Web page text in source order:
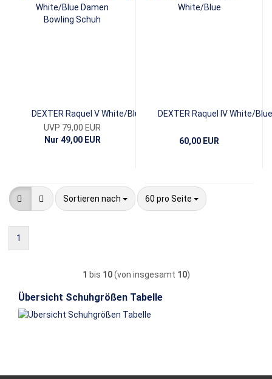
DEXTER Raquel V White/Blue
UVP 79,00 EUR
Nur 49,00 EUR
DEXTER Raquel IV White/Blue
60,00 EUR
Sortieren nach
Sortieren nach 60 pro Seite
pro Seite
1
1 bis 10(von insgesamt 10)
Übersicht Schuhgrößen Tabelle